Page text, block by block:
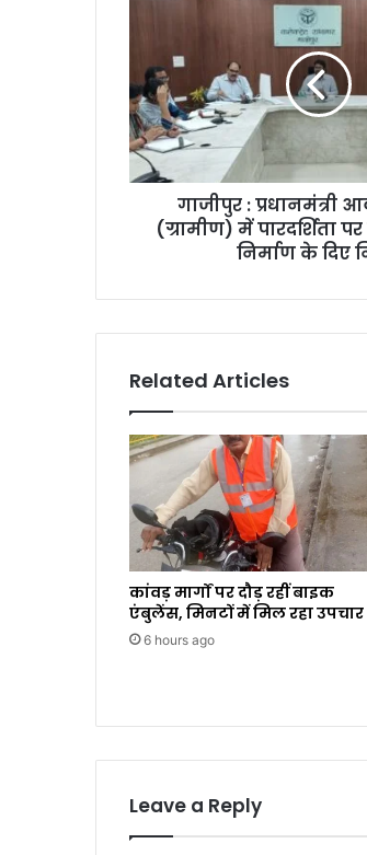
गाजीपुर : प्रधानमंत्री
(ग्रामीण) में पारदर्शिता
निर्माण के दिए
Related Articles
कांवड़ मार्गों पर दौड़ रहीं बाइक
एंबुलेंस, मिनटों में मिल रहा उपचार
6 hours ago
Leave a Reply